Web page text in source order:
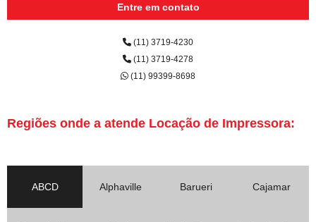
Entre em contato
(11) 3719-4230
(11) 3719-4278
(11) 99399-8698
Regiões onde a atende Locação de Impressora:
ABCD Alphaville Barueri Cajamar